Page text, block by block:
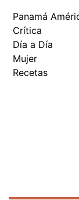
Panamá
Crítica
Día a Día
Mujer
Recetas